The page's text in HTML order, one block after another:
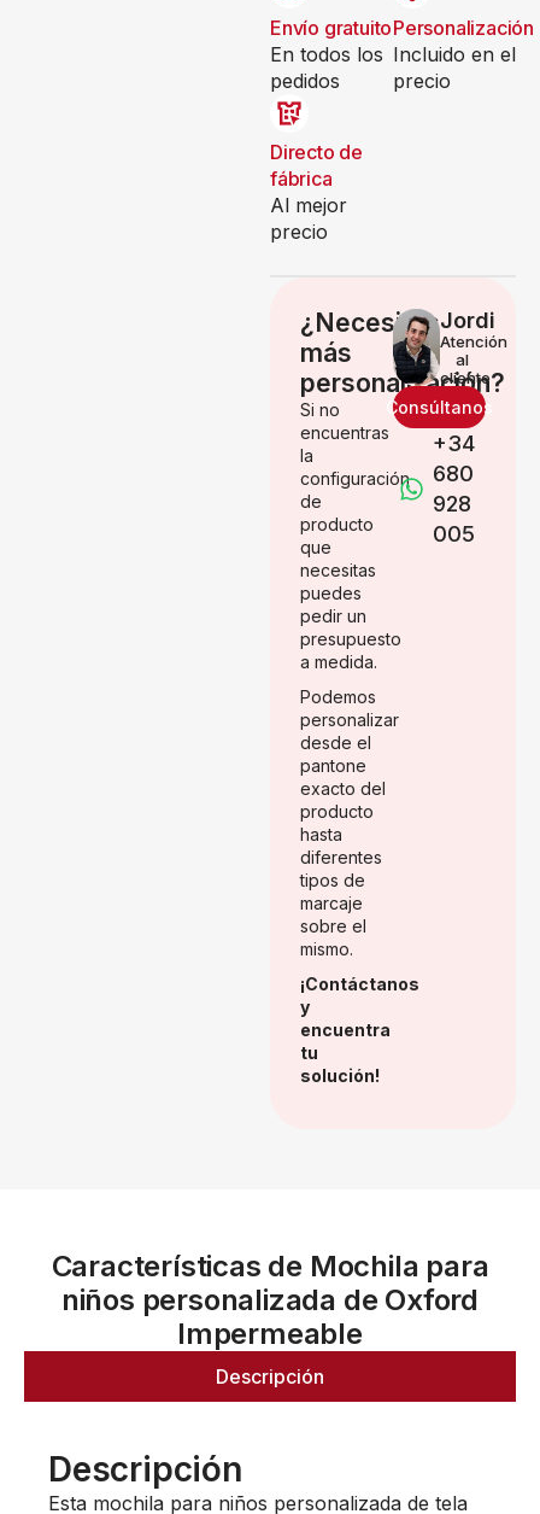
Envío gratuito
En todos los
pedidos
Personalización
Incluido en el
precio
Directo de
fábrica
Al mejor
precio
¿Necesitas
más
personalización?
Si no
encuentras
la
configuración
de
producto
que
necesitas
puedes
pedir un
presupuesto
a medida.
Podemos
personalizar
desde el
pantone
exacto del
producto
hasta
diferentes
tipos de
marcaje
sobre el
mismo.
¡Contáctanos
y
encuentra
tu
solución!
Jordi
Atención
al
cliente
Consúltanos
+34
680
928
005
Características de Mochila para
niños personalizada de Oxford
Impermeable
Descripción
Descripción
Esta mochila para niños personalizada de tela